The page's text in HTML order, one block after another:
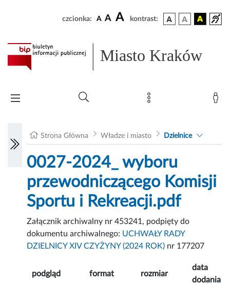
czcionka: A A A kontrast:
Miasto Kraków
Strona Główna Władze i miasto Dzielnice
0027-2024_ wyboru
przewodniczącego Komisji
Sportu i Rekreacji.pdf
Załącznik archiwalny nr 453241, podpięty do
dokumentu archiwalnego: UCHWAŁY RADY
DZIELNICY XIV CZYŻYNY (2024 ROK) nr 177207
podgląd format rozmiar
data
dodania